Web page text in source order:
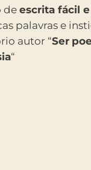
deescrita fácil
palavras e
autor “Ser
“